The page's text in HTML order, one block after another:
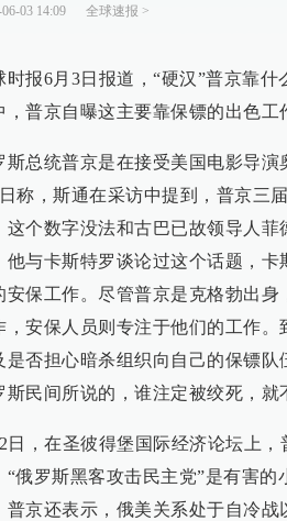
03 14:09
全球速报 >
时报6月3日报道，“硬汉”普京靠
，普京自曝这主要靠保镖的出色工
斯总统普京是在接受美国电影导
称，斯通在采访中提到，普京三
这个数字没法和古巴已故领导人
他与卡斯特罗谈论过这个话题，
安保工作。尽管普京是克格勃出
，安保人员则专注于他们的工作
是否担心暗杀组织向自己的保镖
斯民间所说的，谁注定被绞死，就
日，在圣彼得堡国际经济论坛上
“俄罗斯黑客攻击民主党”是有害
普京还表示，俄美关系处于自冷